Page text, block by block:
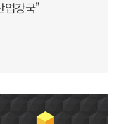
강국”